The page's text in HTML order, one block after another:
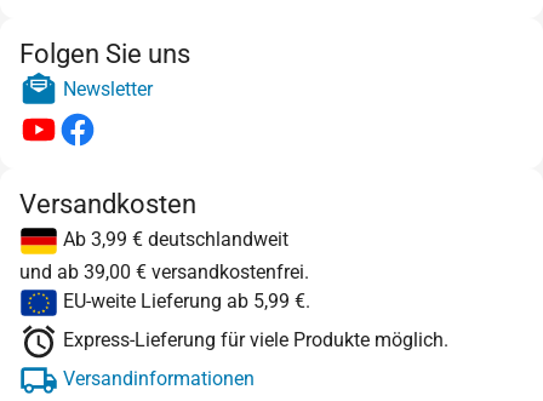
Folgen Sie uns
Newsletter
Versandkosten
Ab 3,99 € deutschlandweit
und ab 39,00 € versandkostenfrei.
EU-weite Lieferung ab 5,99 €.
Express-Lieferung für viele Produkte möglich.
Versandinformationen